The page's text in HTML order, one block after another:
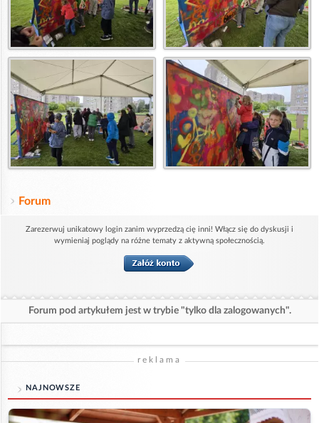
Forum
Zarezerwuj unikatowy login zanim wyprzedzą cię inni! Włącz się do dyskusji i
wymieniaj poglądy na różne tematy z aktywną społecznością.
Forum pod artykułem jest w trybie "tylko dla zalogowanych".
reklama
NAJNOWSZE